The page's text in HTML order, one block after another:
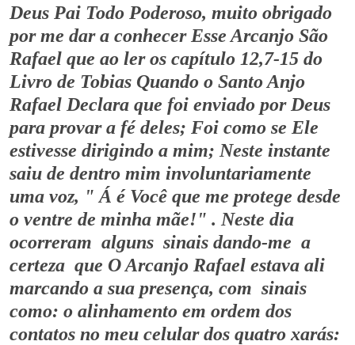
Deus Pai Todo Poderoso, muito obrigado
por me dar a conhecer Esse Arcanjo São
Rafael que ao ler os capítulo 12,7-15 do
Livro de Tobias Quando o Santo Anjo
Rafael Declara que foi enviado por Deus
para provar a fé deles; Foi como se Ele
estivesse dirigindo a mim; Neste instante
saiu de dentro mim involuntariamente
uma voz, " Á é Você que me protege desde
o ventre de minha mãe!" . Neste dia
ocorreram alguns sinais dando-me a
certeza que O Arcanjo Rafael estava ali
marcando a sua presença, com sinais
como: o alinhamento em ordem dos
contatos no meu celular dos quatro xarás: